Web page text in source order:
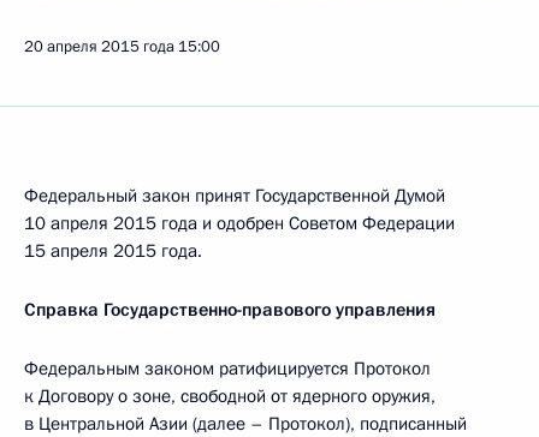
20 апреля 2015 года 15:00
Федеральный закон принят Государственной Думой
10 апреля 2015 года и одобрен Советом Федерации
15 апреля 2015 года.
Справка Государственно-правового управления
Федеральным законом ратифицируется Протокол
к Договору о зоне, свободной от ядерного оружия,
в Центральной Азии (далее – Протокол), подписанный